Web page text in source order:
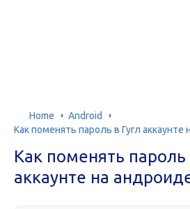
Home
Android
Как поменять пароль в Гугл аккаунте
Как поменять пароль
аккаунте на